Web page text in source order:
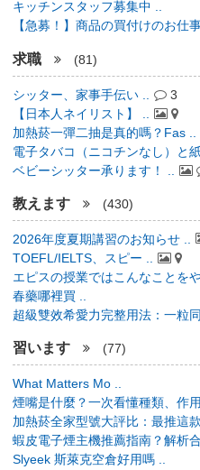
キッチンスタッフ募集中 ..
【急募！】商品の買付けのお仕
求職 (81)
シッター、家事手伝い .. 3
【日本人ネイリスト】 ..
加熱菸一彈二抽是真的嗎？Fas ..
電子タバコ（ニコチンなし）と紙
ベビーシッター承ります！ ..
教えます (430)
2026年度夏期講習のお知らせ ..
TOEFL/IELTS、スピー ..
エピスの授業ではこんなことをや
春藥哪裡買 ..
超級雙效希愛力完整用法：一粒同
習います (77)
What Matters Mo ..
煙嘴是什麼？一次看懂種類、作
加熱菸全家型號大評比：最推這
蝦皮電子煙主機推薦指南？解析
Slyeek 斯萊克空倉好用嗎 ..